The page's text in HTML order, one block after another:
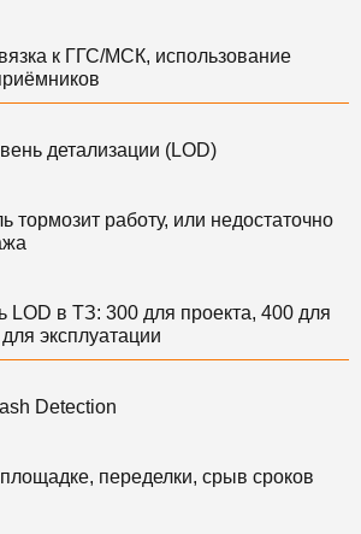
к ГГС/МСК, использование
детализации (LOD)
тормозит работу, или недостаточно
LOD в ТЗ: 300 для проекта, 400 для
эксплуатации
Detection
переделки, срыв сроков